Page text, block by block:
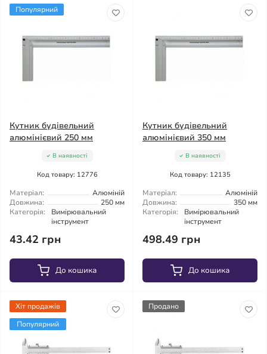
Популярний
Кутник будівельний
алюмінієвий 250 мм
В наявності
Код товару: 12776
Матеріал:
Алюміній
Довжина:
250 мм
Категорія:
Вимірювальний
інструмент
43.42 грн
До кошика
Кутник будівельний
алюмінієвий 350 мм
В наявності
Код товару: 12135
Матеріал:
Алюміній
Довжина:
350 мм
Категорія:
Вимірювальний
інструмент
498.49 грн
До кошика
Хіт продажів
Популярний
Продано